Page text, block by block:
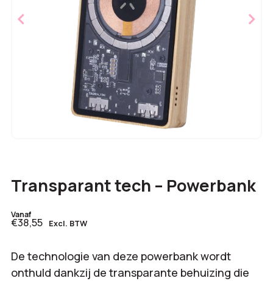
Transparant tech – Powerbank
Vanaf
€38,55 Excl. BTW
De technologie van deze powerbank wordt
onthuld dankzij de transparante behuizing die